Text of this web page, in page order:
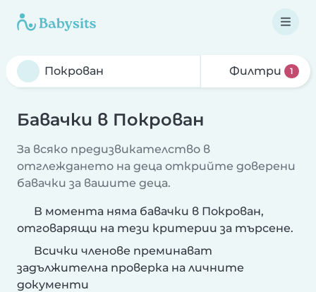
Филтри 1
Бавачки в Покрован
За всяко предизвикателство в
отглеждането на деца открийте доверени
бавачки за вашите деца.
В момента няма бавачки в Покрован,
отговарящи на тези критерии за търсене.
Всички членове преминават
задължителна проверка на личните
документи